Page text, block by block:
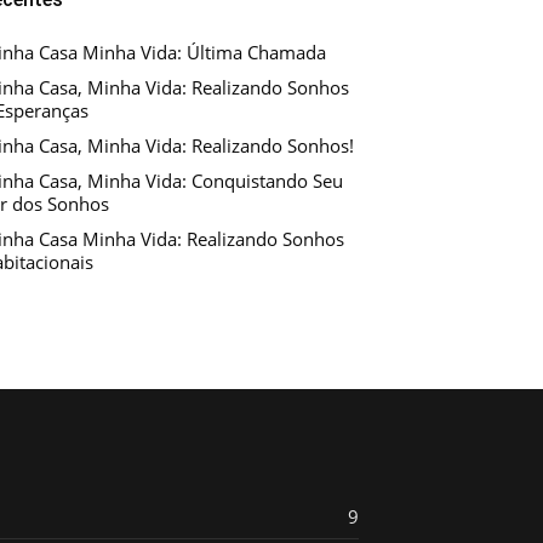
Casa Minha Vida: Última Chamada
Casa, Minha Vida: Realizando Sonhos
Casa, Minha Vida: Realizando Sonhos!
Casa, Minha Vida: Conquistando Seu
dos Sonhos
Casa Minha Vida: Realizando Sonhos
9